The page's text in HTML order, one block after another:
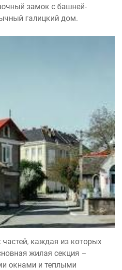
замок с башней-
галицкий дом.
каждая из которых
жилая секция –
окнами и теплыми